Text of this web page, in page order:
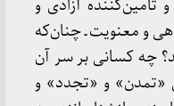
آزادی و
و معنویت ـ چنان‌که
چه کسانی بر سر آن
«تمدن» و «تجدد» و